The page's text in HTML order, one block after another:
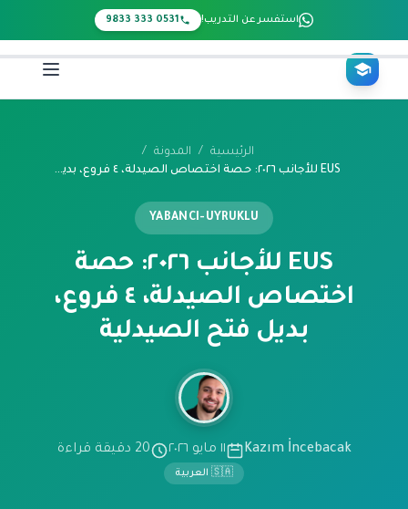
Ana içeriğe atla
استفسر عن التدريب! 0531 333 9833
الرئيسية / المدونة
/
EUS للأجانب ٢٠٢٦: حصة اختصاص الصيدلة، ٤ فروع، بديل فتح الصيدلية
YABANCI-UYRUKLU
EUS للأجانب ٢٠٢٦: حصة
اختصاص الصيدلة، ٤ فروع،
بديل فتح الصيدلية
Kazım İncebacak ١١ مايو ٢٠٢٦ 20 دقيقة قراءة
🇸🇦 العربية